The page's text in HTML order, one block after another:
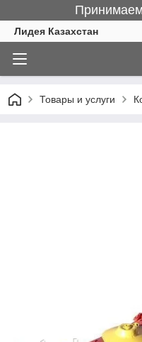
Лидея Казахстан
Товары и услуги